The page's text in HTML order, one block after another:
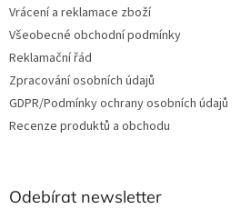
Vrácení a reklamace zboží
Všeobecné obchodní podmínky
Reklamační řád
Zpracování osobních údajů
GDPR/Podmínky ochrany osobních údajů
Recenze produktů a obchodu
Odebírat newsletter